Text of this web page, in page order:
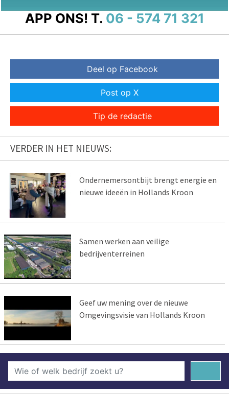
APP ONS! T. 06 - 574 71 321
Deel op Facebook
Post op X
Tip de redactie
VERDER IN HET NIEUWS:
Ondernemersontbijt brengt energie en
nieuwe ideeën in Hollands Kroon
Samen werken aan veilige
bedrijventerreinen
Geef uw mening over de nieuwe
Omgevingsvisie van Hollands Kroon